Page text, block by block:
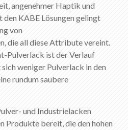
IT
angenehmer Haptik und
KABE Lösungen gelingt
von
die all diese Attribute vereint.
Pulverlack ist der Verlauf
weniger Pulverlack in den
rundum saubere
und Industrielacken
Produkte bereit, die den hohen